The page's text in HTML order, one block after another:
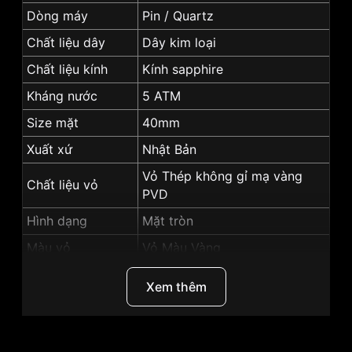
Dòng máy
Pin / Quartz
Chất liệu dây
Dây kim loại
Chất liệu kính
Kính sapphire
Kháng nước
5 ATM
Size mặt
40mm
Xuất xứ
Nhật Bản
Chất liệu vỏ
Vỏ Thép không gỉ mạ vàng
PVD
Hình dạng
Mặt tròn
Màu vỏ
Vỏ Màu Vàng
Xem thêm